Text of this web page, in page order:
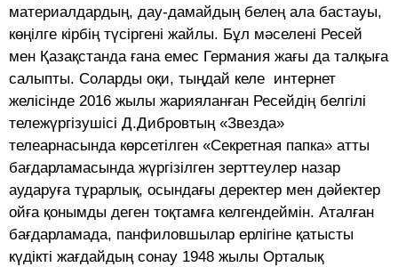
материалдардың, дау-дамайдың белең ала бастауы,
көңілге кірбің түсіргені жайлы. Бұл мәселені Ресей
мен Қазақстанда ғана емес Германия жағы да талқыға
салыпты. Соларды оқи, тыңдай келе интернет
желісінде 2016 жылы жарияланған Ресейдің белгілі
тележүргізушісі Д.Дибровтың «Звезда»
телеарнасында көрсетілген «Секретная папка» атты
бағдарламасында жүргізілген зерттеулер назар
аударуға тұрарлық, осындағы деректер мен дәйектер
ойға қонымды деген тоқтамға келгендеймін. Аталған
бағдарламада, панфиловшылар ерлігіне қатысты
күдікті жағдайдың сонау 1948 жылы Орталық